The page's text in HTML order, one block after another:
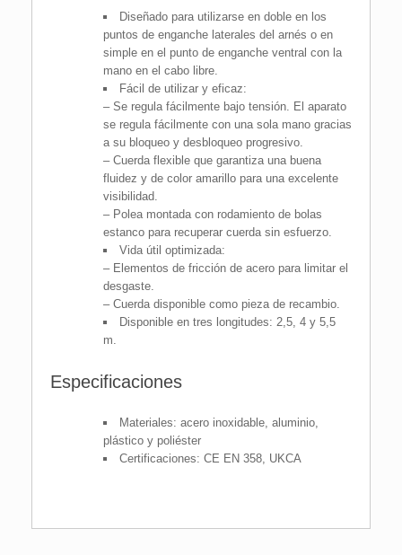
Diseñado para utilizarse en doble en los
puntos de enganche laterales del arnés o en
simple en el punto de enganche ventral con la
mano en el cabo libre.
Fácil de utilizar y eficaz:
– Se regula fácilmente bajo tensión. El aparato
se regula fácilmente con una sola mano gracias
a su bloqueo y desbloqueo progresivo.
– Cuerda flexible que garantiza una buena
fluidez y de color amarillo para una excelente
visibilidad.
– Polea montada con rodamiento de bolas
estanco para recuperar cuerda sin esfuerzo.
Vida útil optimizada:
– Elementos de fricción de acero para limitar el
desgaste.
– Cuerda disponible como pieza de recambio.
Disponible en tres longitudes: 2,5, 4 y 5,5
m.
Especificaciones
Materiales: acero inoxidable, aluminio,
plástico y poliéster
Certificaciones: CE EN 358, UKCA